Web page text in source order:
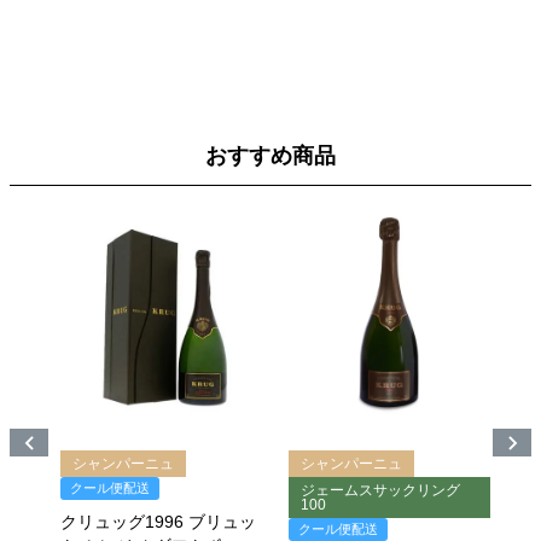
おすすめ商品
シャンパーニュ
ジェームスサックリング
100
クール便配送
シャンパーニュ
ワインアドヴォケイト97
本数限定